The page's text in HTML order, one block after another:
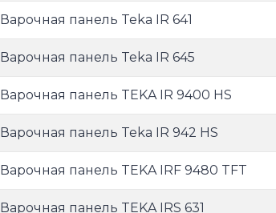
Варочная панель Teka IR 641
Варочная панель Teka IR 645
Варочная панель TEKA IR 9400 HS
Варочная панель Teka IR 942 HS
Варочная панель TEKA IRF 9480 TFT
Варочная панель TEKA IRS 631